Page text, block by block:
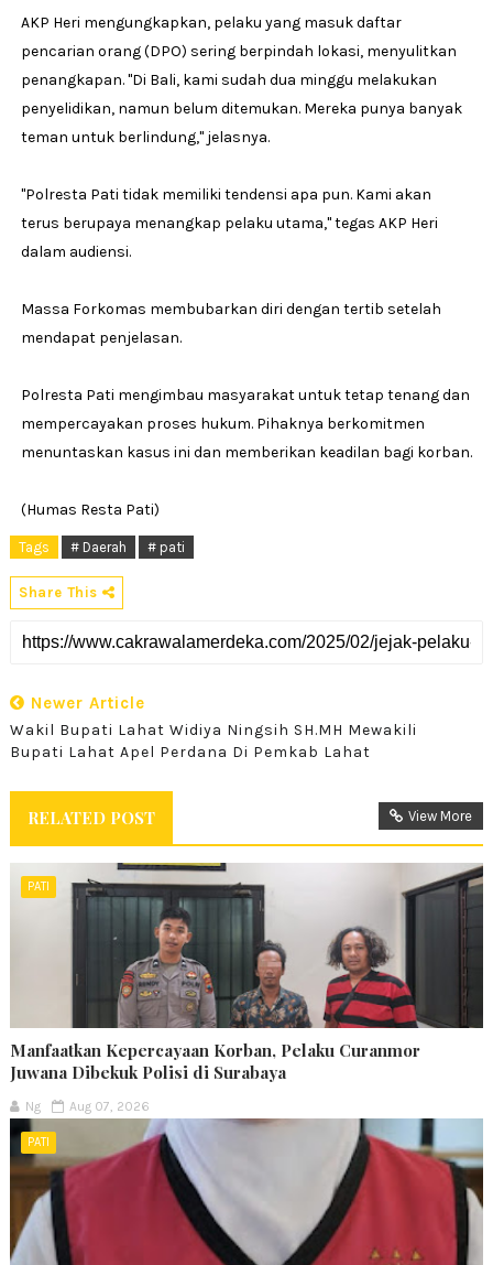
AKP Heri mengungkapkan, pelaku yang masuk daftar
pencarian orang (DPO) sering berpindah lokasi, menyulitkan
penangkapan. "Di Bali, kami sudah dua minggu melakukan
penyelidikan, namun belum ditemukan. Mereka punya banyak
teman untuk berlindung," jelasnya.
"Polresta Pati tidak memiliki tendensi apa pun. Kami akan
terus berupaya menangkap pelaku utama," tegas AKP Heri
dalam audiensi.
Massa Forkomas membubarkan diri dengan tertib setelah
mendapat penjelasan.
Polresta Pati mengimbau masyarakat untuk tetap tenang dan
mempercayakan proses hukum. Pihaknya berkomitmen
menuntaskan kasus ini dan memberikan keadilan bagi korban.
(Humas Resta Pati)
Tags # Daerah # pati
Share This
Newer Article
Wakil Bupati Lahat Widiya Ningsih SH.MH Mewakili
Bupati Lahat Apel Perdana Di Pemkab Lahat
RELATED POST View More
PATI
Manfaatkan Kepercayaan Korban, Pelaku Curanmor
Juwana Dibekuk Polisi di Surabaya
Ng Aug 07, 2026
PATI